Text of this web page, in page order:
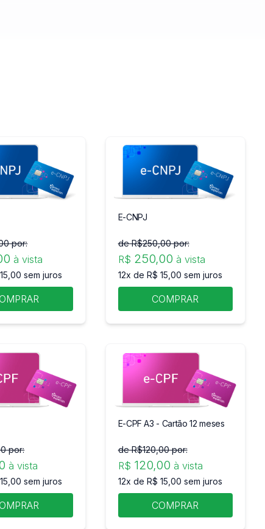
por:
à vista
sem juros
E-CNPJ
de R$250,00 por:
R$ 250,00 à vista
12x de R$ 15,00 sem juros
COMPRAR
por:
à vista
sem juros
E-CPF A3 - Cartão 12 meses
de R$120,00 por:
R$ 120,00 à vista
12x de R$ 15,00 sem juros
COMPRAR